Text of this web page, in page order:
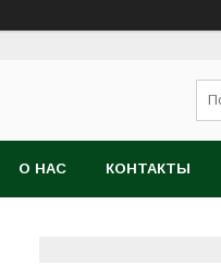
О НАС КОНТАКТЫ